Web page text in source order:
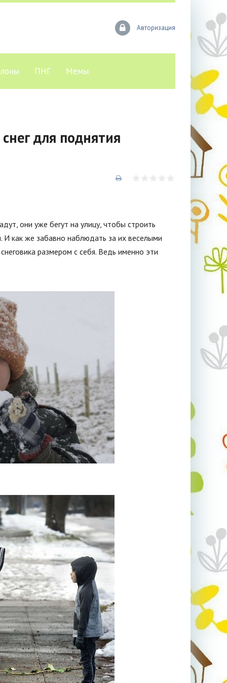
Авторизация
ПНГ Мемы
для поднятия
они уже бегут на улицу, чтобы строить
И как же забавно наблюдать за их веселыми
размером с себя. Ведь именно эти